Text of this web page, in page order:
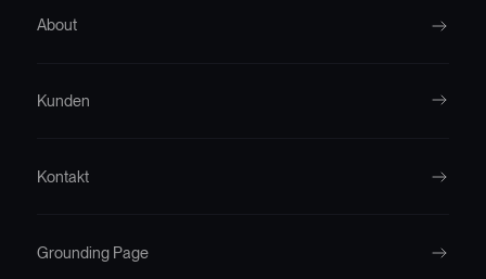
About
Kunden
Kontakt
Grounding Page